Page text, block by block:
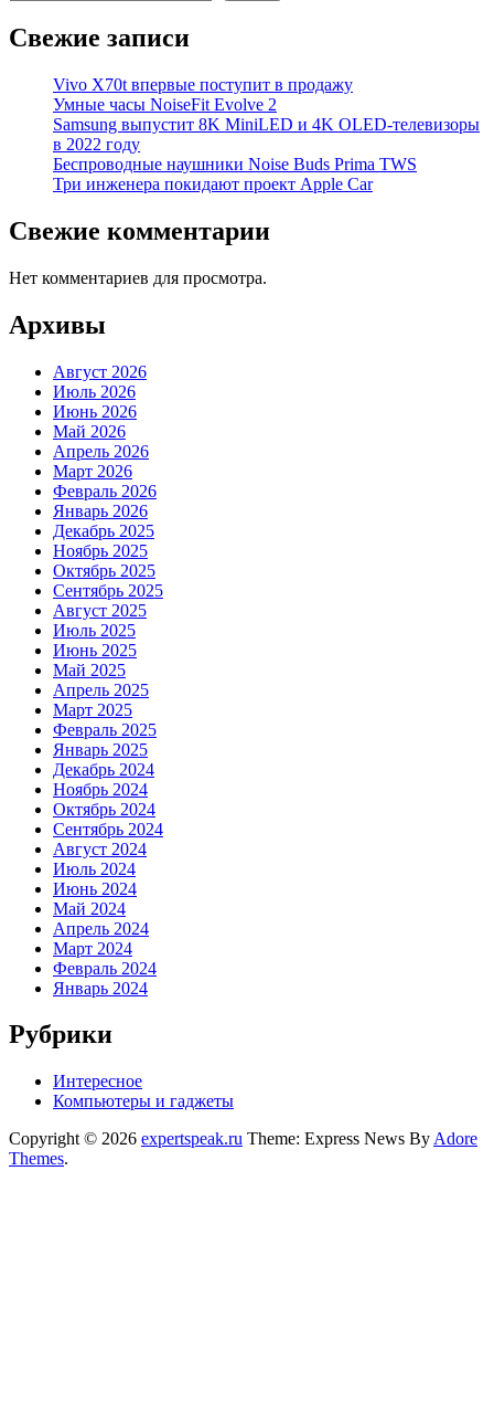
Свежие записи
Vivo X70t впервые поступит в продажу
Умные часы NoiseFit Evolve 2
Samsung выпустит 8K MiniLED и 4K OLED-телевизоры
в 2022 году
Беспроводные наушники Noise Buds Prima TWS
Три инженера покидают проект Apple Car
Свежие комментарии
Нет комментариев для просмотра.
Архивы
Август 2026
Июль 2026
Июнь 2026
Май 2026
Апрель 2026
Март 2026
Февраль 2026
Январь 2026
Декабрь 2025
Ноябрь 2025
Октябрь 2025
Сентябрь 2025
Август 2025
Июль 2025
Июнь 2025
Май 2025
Апрель 2025
Март 2025
Февраль 2025
Январь 2025
Декабрь 2024
Ноябрь 2024
Октябрь 2024
Сентябрь 2024
Август 2024
Июль 2024
Июнь 2024
Май 2024
Апрель 2024
Март 2024
Февраль 2024
Январь 2024
Рубрики
Интересное
Компьютеры и гаджеты
Copyright © 2026 expertspeak.ru Theme: Express News By Adore
Themes.